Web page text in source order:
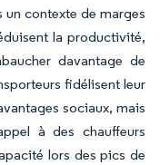
un contexte de marges
la productivité,
davantage de
fidélisent leur
sociaux, mais
à des chauffeurs
lors des pics de